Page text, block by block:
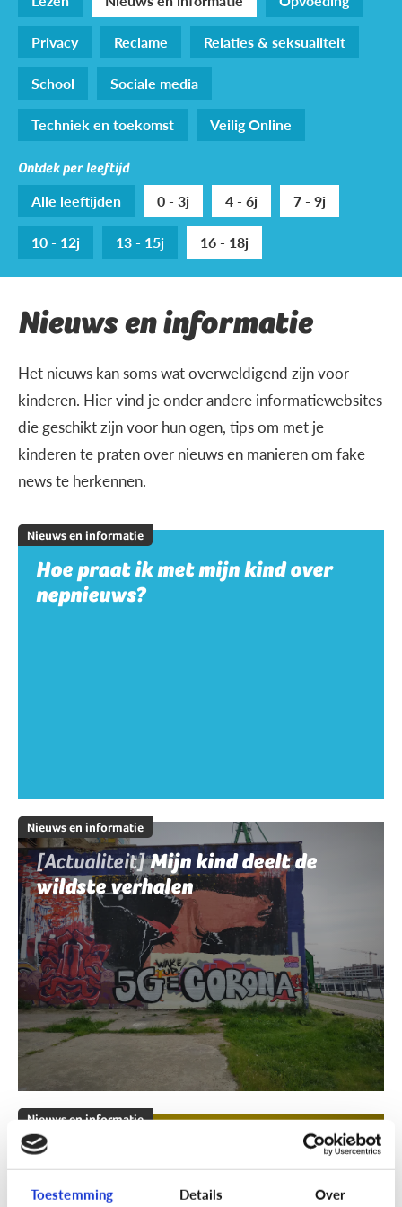
Toestemming Details Over
Privacy
Reclame
Relaties & seksualiteit
School
Sociale media
Techniek en toekomst
Veilig Online
Ontdek per leeftijd
Alle leeftijden 0 - 3j 4 - 6j
7 - 9j
10 - 12j
13 - 15j 16 - 18j
Nieuws en informatie
Het nieuws kan soms wat overweldigend zijn voor
kinderen. Hier vind je onder andere informatiewebsites
die geschikt zijn voor hun ogen, tips om met je
kinderen te praten over nieuws en manieren om fake
news te herkennen.
Nieuws en informatie
Hoe praat ik met mijn kind over
nepnieuws?
Nieuws en informatie
[Actualiteit]Mijn kind deelt de
wildste verhalen
Nieuws en informatie
[Klik & Print]